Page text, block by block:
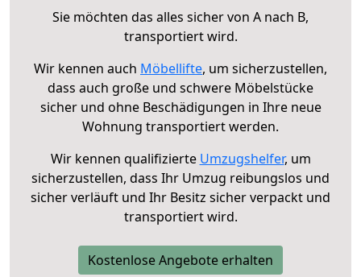
Sie möchten das alles sicher von A nach B,
transportiert wird.
Wir kennen auch Möbellifte, um sicherzustellen,
dass auch große und schwere Möbelstücke
sicher und ohne Beschädigungen in Ihre neue
Wohnung transportiert werden.
Wir kennen qualifizierte Umzugshelfer, um
sicherzustellen, dass Ihr Umzug reibungslos und
sicher verläuft und Ihr Besitz sicher verpackt und
transportiert wird.
Kostenlose Angebote erhalten